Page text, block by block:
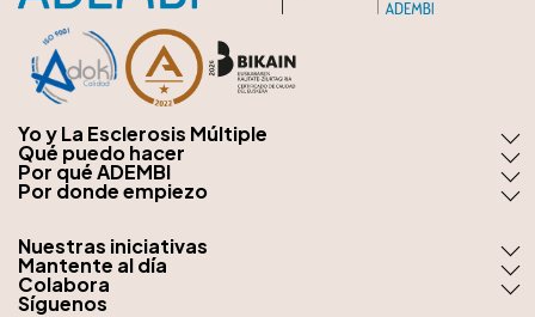
Yo y La Esclerosis Múltiple
Qué puedo hacer
Por qué ADEMBI
Por donde empiezo
Nuestras iniciativas
Mantente al día
Colabora
Síguenos